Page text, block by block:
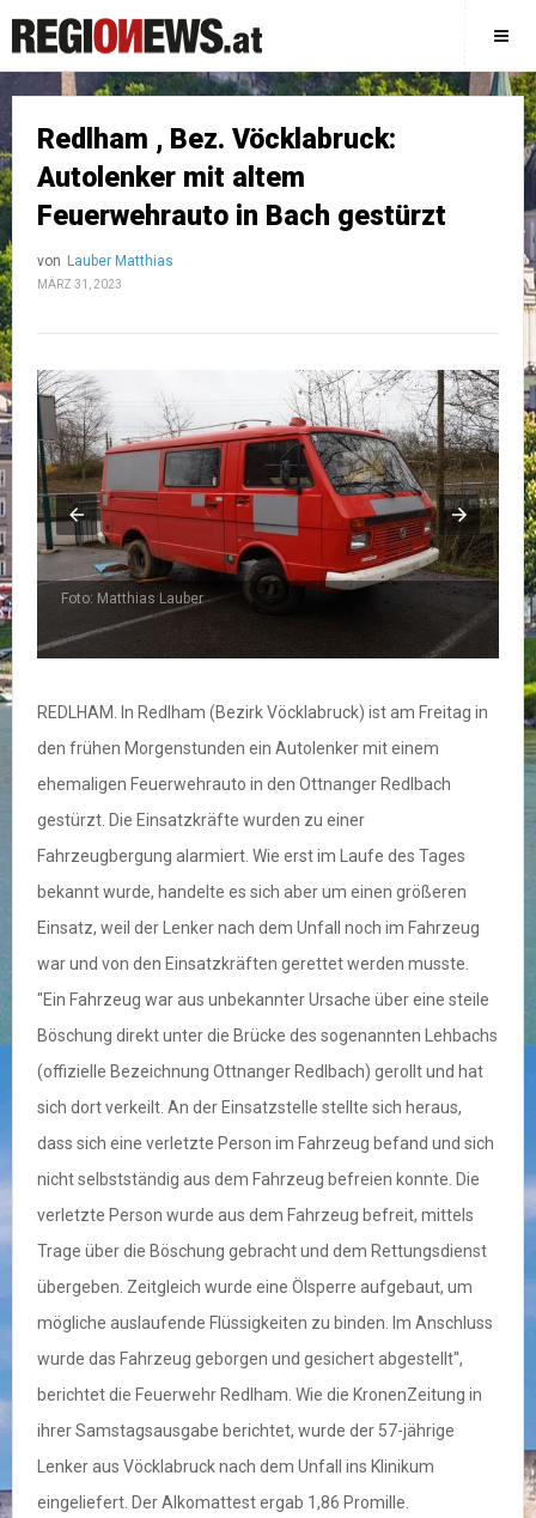
Redlham , Bez. Vöcklabruck:
Autolenker mit altem
Feuerwehrauto in Bach gestürzt
von Lauber Matthias
MÄRZ 31, 2023
Foto: Matthias Lauber
REDLHAM. In Redlham (Bezirk Vöcklabruck) ist am Freitag in
den frühen Morgenstunden ein Autolenker mit einem
ehemaligen Feuerwehrauto in den Ottnanger Redlbach
gestürzt. Die Einsatzkräfte wurden zu einer
Fahrzeugbergung alarmiert. Wie erst im Laufe des Tages
bekannt wurde, handelte es sich aber um einen größeren
Einsatz, weil der Lenker nach dem Unfall noch im Fahrzeug
war und von den Einsatzkräften gerettet werden musste.
"Ein Fahrzeug war aus unbekannter Ursache über eine steile
Böschung direkt unter die Brücke des sogenannten Lehbachs
(offizielle Bezeichnung Ottnanger Redlbach) gerollt und hat
sich dort verkeilt. An der Einsatzstelle stellte sich heraus,
dass sich eine verletzte Person im Fahrzeug befand und sich
nicht selbstständig aus dem Fahrzeug befreien konnte. Die
verletzte Person wurde aus dem Fahrzeug befreit, mittels
Trage über die Böschung gebracht und dem Rettungsdienst
übergeben. Zeitgleich wurde eine Ölsperre aufgebaut, um
mögliche auslaufende Flüssigkeiten zu binden. Im Anschluss
wurde das Fahrzeug geborgen und gesichert abgestellt",
berichtet die Feuerwehr Redlham. Wie die KronenZeitung in
ihrer Samstagsausgabe berichtet, wurde der 57-jährige
Lenker aus Vöcklabruck nach dem Unfall ins Klinikum
eingeliefert. Der Alkomattest ergab 1,86 Promille.